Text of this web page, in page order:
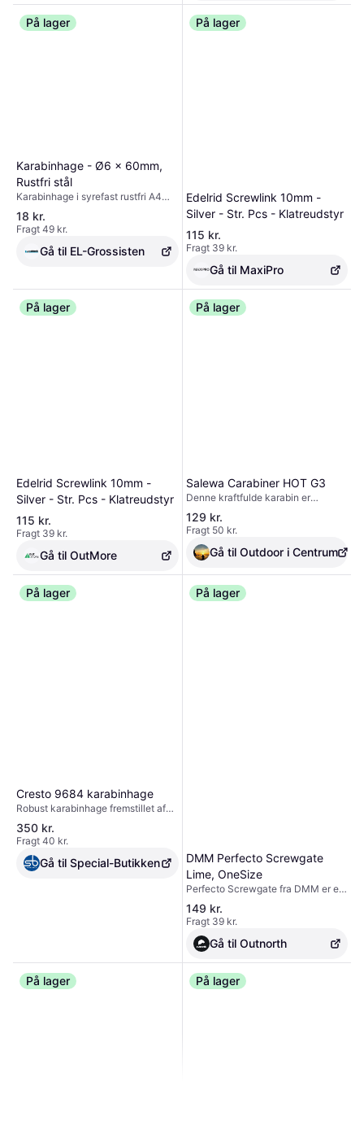
På lager
Karabinhage - Ø6 x 60mm,
Rustfri stål
Karabinhage i syrefast rustfri A4
stål. Bemærk: Denne type
karabinhage er markant mere
holdbare end de billigere udgaver
fremstillet i aluminium eller
6mm Åbningsstørrelse (E): 8mm
Øjebr
18 kr.
Fragt 49 kr.
Gå til EL-Grossisten
På lager
Edelrid Screwlink 10mm -
Silver - Str. Pcs - Klatreudstyr
115 kr.
Fragt 39 kr.
Gå til MaxiPro
På lager
Edelrid Screwlink 10mm -
Silver - Str. Pcs - Klatreudstyr
115 kr.
Fragt 39 kr.
Gå til OutMore
På lager
Salewa Carabiner HOT G3
Denne kraftfulde karabin er
designet til at tilbyde maksimal
sikkerhed og holdbarhed under selv
de mest krævende forhold.
129 kr.
Fragt 50 kr.
Gå til Outdoor i Centrum
På lager
Cresto 9684 karabinhage
Robust karabinhage fremstillet af
aluminium med trippellåsning. Mål:
124x76 mm. Brudstyrke: 23 kN.
350 kr.
Fragt 40 kr.
Gå til Special-Butikken
På lager
DMM Perfecto Screwgate
Lime, OneSize
Perfecto Screwgate fra DMM er en
kompakt karabinhage til klatring.
Karabinhagen er let at bruge, selv
med kun én hånd. Formen gør det
nemt at centrere rebet og forlænger
både rebets og karabinhagens
levetid. Skruegrind. Mål: 56x95
mmVægt: 60 gHovedakse: 24
kNSideakse: 7 kNÅben grind: 7
149 kr.
Fragt 39 kr.
Gå til Outnorth
På lager På lager